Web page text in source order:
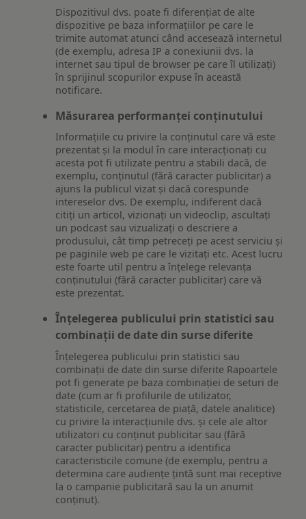
Dispozitivul dvs. poate fi diferențiat de alte
dispozitive pe baza informațiilor pe care le
trimite automat atunci când accesează internetul
(de exemplu, adresa IP a conexiunii dvs. la
internet sau tipul de browser pe care îl utilizați)
în sprijinul scopurilor expuse în această
notificare.
Măsurarea performanței conținutului
Informațiile cu privire la conținutul care vă este
prezentat și la modul în care interacționați cu
acesta pot fi utilizate pentru a stabili dacă, de
exemplu, conținutul (fără caracter publicitar) a
ajuns la publicul vizat și dacă corespunde
intereselor dvs. De exemplu, indiferent dacă
citiți un articol, vizionați un videoclip, ascultați
un podcast sau vizualizați o descriere a
produsului, cât timp petreceți pe acest serviciu și
pe paginile web pe care le vizitați etc. Acest lucru
este foarte util pentru a înțelege relevanța
conținutului (fără caracter publicitar) care vă
este prezentat.
Înțelegerea publicului prin statistici sau
combinații de date din surse diferite
Înțelegerea publicului prin statistici sau
combinații de date din surse diferite Rapoartele
pot fi generate pe baza combinației de seturi de
date (cum ar fi profilurile de utilizator,
statisticile, cercetarea de piață, datele analitice)
cu privire la interacțiunile dvs. și cele ale altor
utilizatori cu conținut publicitar sau (fără
caracter publicitar) pentru a identifica
caracteristicile comune (de exemplu, pentru a
determina care audiențe țintă sunt mai receptive
la o campanie publicitară sau la un anumit
conținut).